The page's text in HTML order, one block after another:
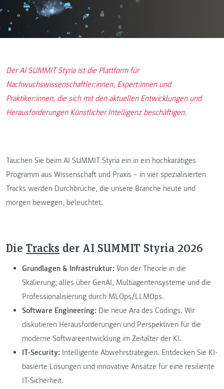
Der AI SUMMIT Styria ist die Plattform für
Nachwuchswissenschaftler:innen, Expert:innen und
Praktiker:innen, die sich mit den aktuellen Entwicklungen und
Herausforderungen Künstlicher Intelligenz beschäftigen.
Tauchen Sie beim AI SUMMIT Styria ein in ein hochkarätiges
Programm aus Wissenschaft und Praxis – in vier spezialisierten
Tracks werden Durchbrüche, die unsere Branche heute und
morgen bewegen, beleuchtet.
Die Tracks der AI SUMMIT Styria 2026
Grundlagen & Infrastruktur: Von der Theorie in die
Skalierung; alles über GenAI, Multiagentensysteme und die
Professionalisierung durch MLOps/LLMOps.
Software Engineering: Die neue Ära des Codings. Wir
diskutieren Herausforderungen und Perspektiven für die
moderne Softwareentwicklung im Zeitalter der KI.
IT-Security: Intelligente Abwehrstrategien. Entdecken Sie KI-
basierte Lösungen und innovative Ansätze für eine resiliente
IT-Sicherheit.